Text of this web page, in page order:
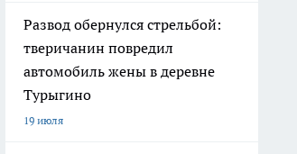
Развод обернулся стрельбой:
тверичанин повредил
автомобиль жены в деревне
Турыгино
19 июля